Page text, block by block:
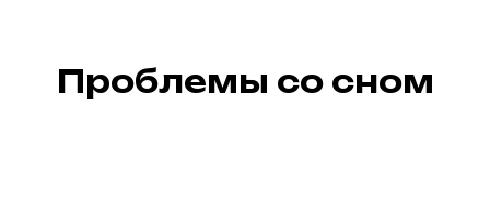
Проблемы со сном